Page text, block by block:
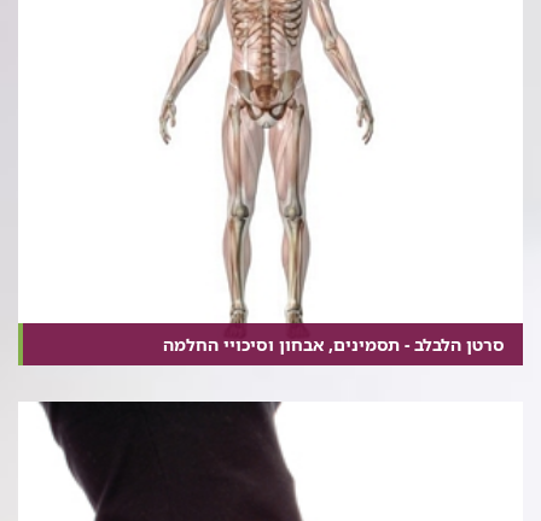
סרטן הלבלב - תסמינים, אבחון וסיכויי החלמה